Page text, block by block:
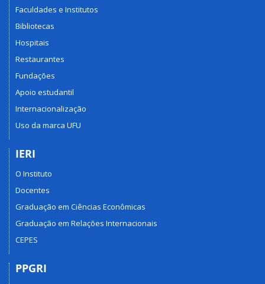
Faculdades e Institutos
Bibliotecas
Hospitais
Restaurantes
Fundações
Apoio estudantil
Internacionalização
Uso da marca UFU
IERI
O Instituto
Docentes
Graduação em Ciências Econômicas
Graduação em Relações Internacionais
CEPES
PPGRI